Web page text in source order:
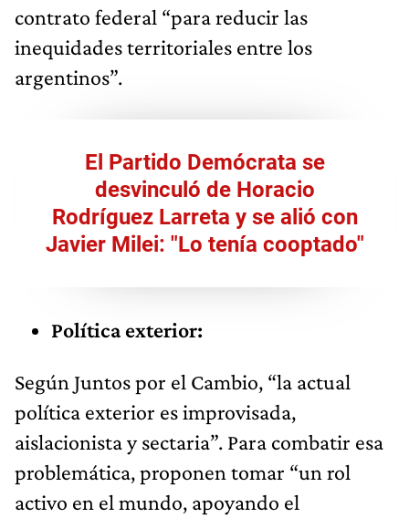
contrato federal “para reducir las
inequidades territoriales entre los
argentinos”.
El Partido Demócrata se
desvinculó de Horacio
Rodríguez Larreta y se alió con
Javier Milei: "Lo tenía cooptado"
Política exterior:
Según Juntos por el Cambio, “la actual
política exterior es improvisada,
aislacionista y sectaria”. Para combatir esa
problemática, proponen tomar “un rol
activo en el mundo, apoyando el